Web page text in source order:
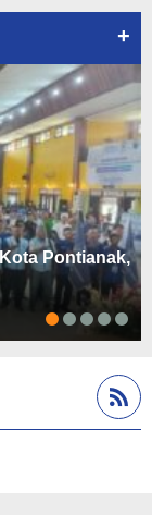
+
Pontianak,